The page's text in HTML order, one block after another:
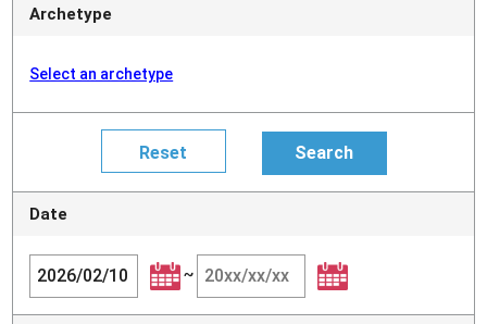
Archetype
Select an archetype
Date
~